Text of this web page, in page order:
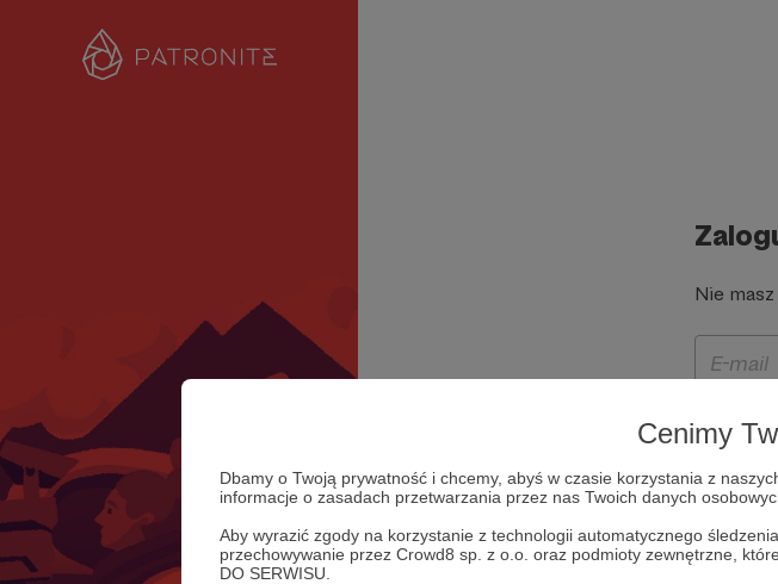
Cenimy
Dbamy o Twoją prywatność i chcemy, abyś w czasie korzystania z
informacje o zasadach przetwarzania przez nas Twoich danych
Aby wyrazić zgody na korzystanie z technologii automatycznego
przechowywanie przez Crowd8 sp. z o.o. oraz podmioty zewnętrzne,
DO SERWISU.
Nie